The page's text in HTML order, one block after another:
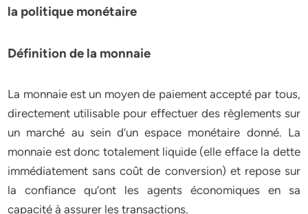
la politique monétaire
Définition de la monnaie
La monnaie est un moyen de paiement accepté par tous,
directement utilisable pour effectuer des règlements sur
un marché au sein d’un espace monétaire donné. La
monnaie est donc totalement liquide (elle efface la dette
immédiatement sans coût de conversion) et repose sur
la confiance qu’ont les agents économiques en sa
capacité à assurer les transactions.